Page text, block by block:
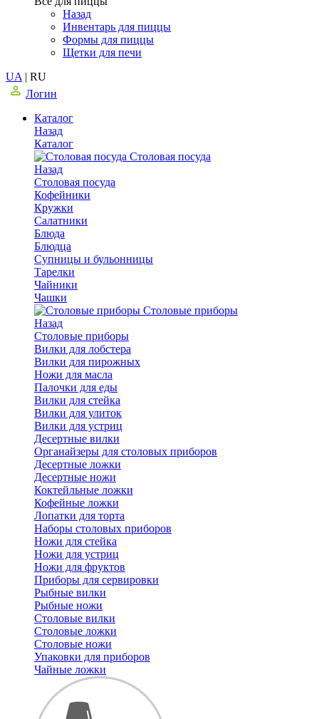
Назад
Инвентарь для пиццы
Формы для пиццы
Щетки для печи
UA | RU
Логин
Каталог
Назад
Каталог
Столовая посуда
Назад
Столовая посуда
Кофейники
Кружки
Салатники
Блюда
Блюдца
Супницы и бульонницы
Тарелки
Чайники
Чашки
Cтоловые приборы
Назад
Cтоловые приборы
Вилки для лобстера
Вилки для пирожных
Ножи для масла
Палочки для еды
Вилки для стейка
Вилки для улиток
Вилки для устриц
Десертные вилки
Органайзеры для столовых приборов
Десертные ложки
Десертные ножи
Коктейльные ложки
Кофейные ложки
Лопатки для торта
Наборы столовых приборов
Ножи для стейка
Ножи для устриц
Ножи для фруктов
Приборы для сервировки
Рыбные вилки
Рыбные ножи
Столовые вилки
Столовые ложки
Столовые ножи
Упаковки для приборов
Чайные ложки